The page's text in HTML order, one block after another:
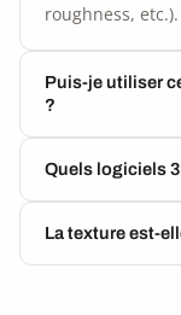
roughness, etc.).
Puis-je utiliser
?
Quels logiciels
La texture est-